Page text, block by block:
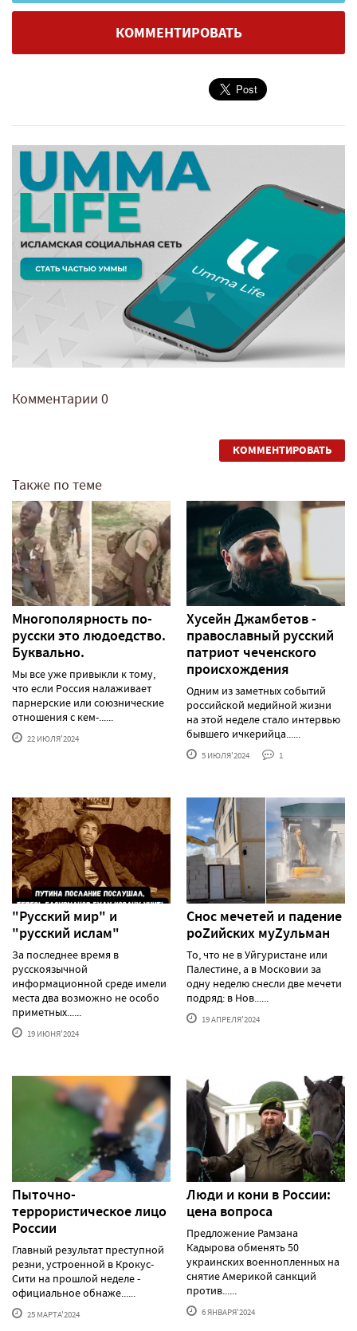
КОММЕНТИРОВАТЬ
Комментарии 0
КОММЕНТИРОВАТЬ
Также по теме
Многополярность по-
русски это людоедство.
Буквально.
Мы все уже привыкли к тому,
что если Россия налаживает
парнерские или союзнические
отношения с кем-......
22 ИЮЛЯ'2024
Хусейн Джамбетов -
православный русский
патриот чеченского
происхождения
Одним из заметных событий
российской медийной жизни
на этой неделе стало интервью
бывшего ичкерийца......
5 ИЮЛЯ'2024 1
"Русский мир" и
"русский ислам"
За последнее время в
русскоязычной
информационной среде имели
места два возможно не особо
приметных......
19 ИЮНЯ'2024
Снос мечетей и падение
роZийских муZульман
То, что не в Уйгуристане или
Палестине, а в Московии за
одну неделю снесли две мечети
подряд: в Нов......
19 АПРЕЛЯ'2024
Пыточно-
террористическое лицо
России
Главный результат преступной
резни, устроенной в Крокус-
Сити на прошлой неделе -
официальное обнаже......
25 МАРТА'2024
Люди и кони в России:
цена вопроса
Предложение Рамзана
Кадырова обменять 50
украинских военнопленных на
снятие Америкой санкций
против......
6 ЯНВАРЯ'2024